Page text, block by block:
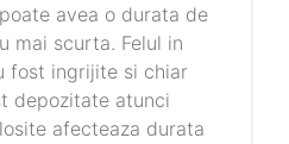
avea o durata de
mai scurta. Felul in
fost ingrijite si chiar
depozitate atunci
afecteaza durata